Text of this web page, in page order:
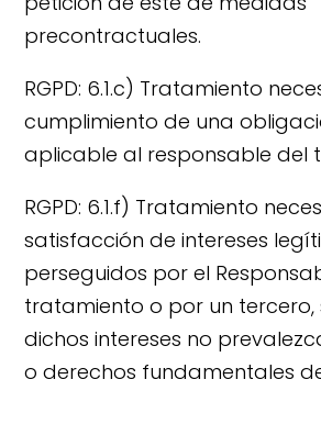
precontractuales.
RGPD: 6.1.c) Tratamiento
cumplimiento de una
aplicable al responsable del
RGPD: 6.1.f) Tratamiento
satisfacción de intereses
perseguidos por el
tratamiento o por un tercero,
dichos intereses no
o derechos fundamentales